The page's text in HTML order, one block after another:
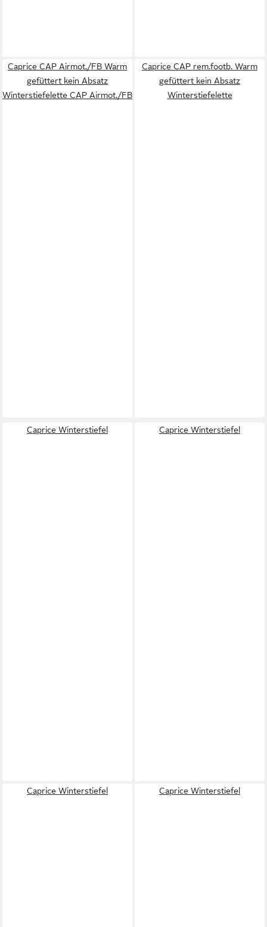
Caprice CAP Airmot./FB Warm
gefüttert kein Absatz
Winterstiefelette CAP Airmot./FB
Caprice CAP rem.footb. Warm
gefüttert kein Absatz
Winterstiefelette
Caprice Winterstiefel Caprice Winterstiefel
Caprice Winterstiefel Caprice Winterstiefel